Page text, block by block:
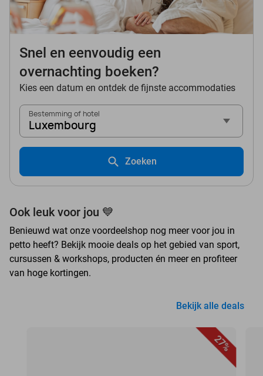
Snel en eenvoudig een
overnachting boeken?
Kies een datum en ontdek de fijnste accommodaties
Bestemming of hotel
Luxembourg
Zoeken
Ook leuk voor jou 💙
Benieuwd wat onze voordeelshop nog meer voor jou in
petto heeft? Bekijk mooie deals op het gebied van sport,
cursussen & workshops, producten én meer en profiteer
van hoge kortingen.
Bekijk alle deals
27%